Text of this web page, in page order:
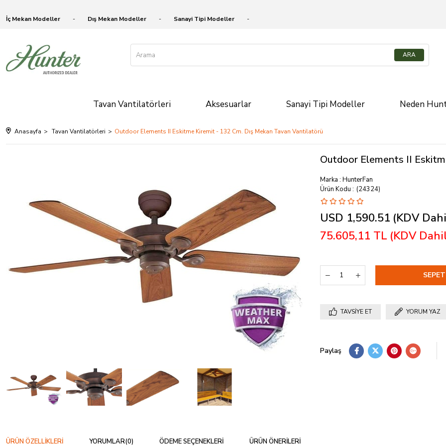
İç Mekan Modeller Dış Mekan Modeller Sanayi Tipi Modeller
Tavan Vantilatörleri Aksesuarlar Sanayi Tipi Modeller Neden
Anasayfa Tavan Vantilatörleri Outdoor Elements II Eskitme Kiremit - 132 Cm. Dış Mekan Tavan Vantilatörü
Outdoor Elements II
Marka : HunterFan
(24324)
USD 1,590.51 (KDV
75.605,11 TL (KDV
TAVSIYE ET YORUM YAZ
Paylaş
ÜRÜN ÖZELLIKLERI YORUMLAR(0) ÖDEME SEÇENEKLERI ÜRÜN ÖNERILERI